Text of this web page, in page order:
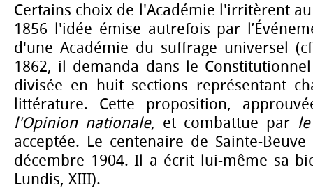
Certains choix de l'Académie l'irritèrent
1856 l'idée émise autrefois par
d'une Académie du suffrage universel
1862, il demanda dans le
divisée en huit sections représentant
littérature. Cette proposition,
l'Opinion nationale, et combattue par
acceptée. Le centenaire de Sainte-
décembre 1904. Il a écrit lui-même sa
Lundis, XIII).